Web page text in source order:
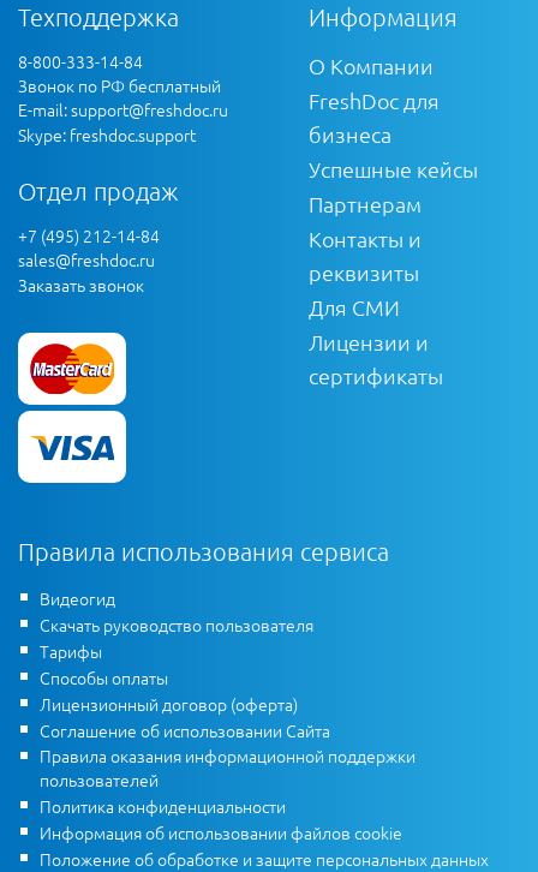
Техподдержка
8-800-333-14-84
Звонок по РФ бесплатный
E-mail:support@freshdoc.ru
Skype: freshdoc.support
Отдел продаж
+7 (495) 212-14-84
sales@freshdoc.ru
Заказать звонок
Информация
О Компании
FreshDoc для
бизнеса
Успешные кейсы
Партнерам
Контакты и
реквизиты
Для СМИ
Лицензии и
сертификаты
Правила использования сервиса
Видеогид
Скачать руководство пользователя
Тарифы
Способы оплаты
Лицензионный договор (оферта)
Соглашение об использовании Сайта
Правила оказания информационной поддержки
пользователей
Политика конфиденциальности
Информация об использовании файлов cookie
Положение об обработке и защите персональных данных